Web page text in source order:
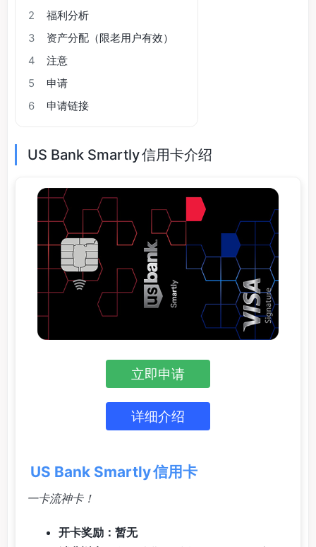
2
福利分析
3
资产分配（限老用户有效）
4
注意
5
申请
6
申请链接
US Bank Smartly 信用卡介绍
立即申请
详细介绍
US Bank Smartly 信用卡
一卡流神卡！
开卡奖励：暂无